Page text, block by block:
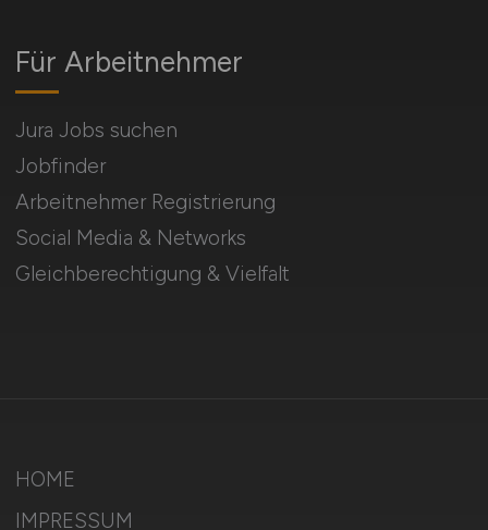
Für Arbeitnehmer
Jura Jobs suchen
Jobfinder
Arbeitnehmer Registrierung
Social Media & Networks
Gleichberechtigung & Vielfalt
HOME
IMPRESSUM